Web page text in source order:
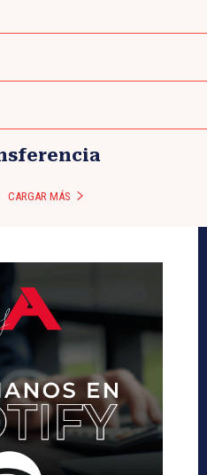
CARGAR MÁS